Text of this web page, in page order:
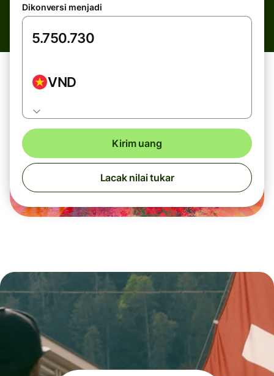
Dikonversi menjadi
VND
Kirim uang
Lacak nilai tukar